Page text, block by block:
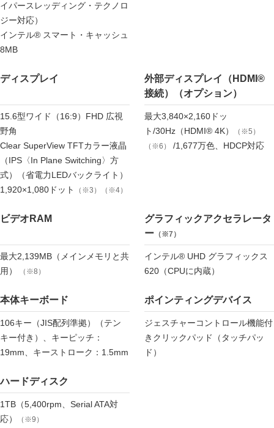
イパースレッディング・テクノロ
ジー対応）
インテル® スマート・キャッシュ
8MB
ディスプレイ
15.6型ワイド（16:9）FHD 広視
野角
Clear SuperView TFTカラー液晶
（IPS〈In Plane Switching〉方
式）（省電力LEDバックライト）
1,920×1,080ドット
（※3）（※4）
外部ディスプレイ（HDMI®
接続）（オプション）
最大3,840×2,160ドッ
ト/30Hz（HDMI® 4K）
（※5）
（※6）
/1,677万色、HDCP対応
ビデオRAM
最大2,139MB（メインメモリと共
用）
（※8）
グラフィックアクセラレータ
ー （※7）
インテル® UHD グラフィックス
620（CPUに内蔵）
本体キーボード
106キー（JIS配列準拠）（テン
キー付き）、キーピッチ：
19mm、キーストローク：1.5mm
ポインティングデバイス
ジェスチャーコントロール機能付
きクリックパッド（タッチパッ
ド）
ハードディスク
1TB（5,400rpm、Serial ATA対
応）
（※9）